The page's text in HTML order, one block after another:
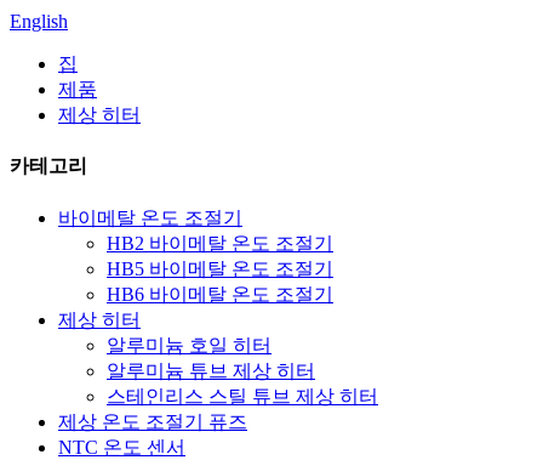
English
집
제품
제상 히터
카테고리
바이메탈 온도 조절기
HB2 바이메탈 온도 조절기
HB5 바이메탈 온도 조절기
HB6 바이메탈 온도 조절기
제상 히터
알루미늄 호일 히터
알루미늄 튜브 제상 히터
스테인리스 스틸 튜브 제상 히터
제상 온도 조절기 퓨즈
NTC 온도 센서